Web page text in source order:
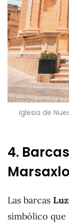
Iglesia de
4.
Las barcas
simbólico que